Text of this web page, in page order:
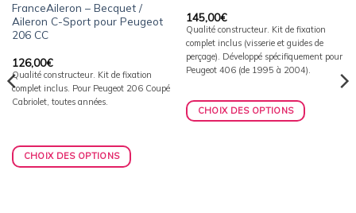
FranceAileron – Becquet /
Aileron C-Sport pour Peugeot
206 CC
126,00€
Qualité constructeur. Kit de fixation
complet inclus. Pour Peugeot 206 Coupé
Cabriolet, toutes années.
CHOIX DES OPTIONS
145,00€
Qualité constructeur. Kit de fixation
complet inclus (visserie et guides de
perçage). Développé spécifiquement pour
Peugeot 406 (de 1995 à 2004).
CHOIX DES OPTIONS